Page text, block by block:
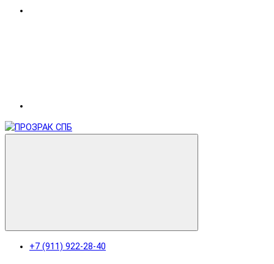
+7 (911) 922-28-40